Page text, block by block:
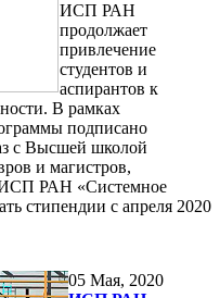
ИСП РАН
продолжает
привлечение
студентов и
аспирантов к
В рамках
подписано
с Высшей школой
и магистров,
ИСП РАН «Системное
стипендии с апреля 2020
05 Мая, 2020